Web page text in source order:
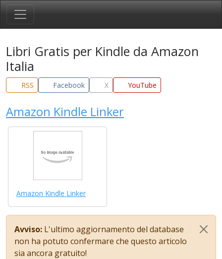
Libri Gratis per Kindle da Amazon
Italia
RSS Facebook X YouTube
Amazon Kindle Linker
Amazon Kindle Linker
Avviso: L'ultimo aggiornamento del database
non ha potuto confermare che questo articolo
sia ancora gratuito!